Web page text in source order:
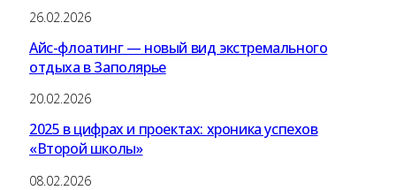
26.02.2026
Айс-флоатинг — новый вид экстремального
отдыха в Заполярье
20.02.2026
2025 в цифрах и проектах: хроника успехов
«Второй школы»
08.02.2026